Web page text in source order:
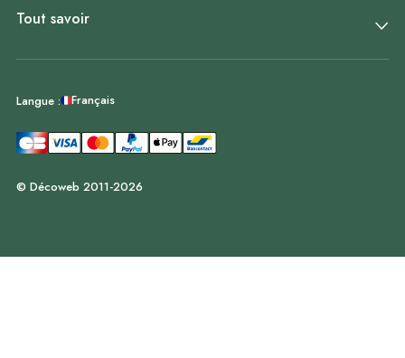
Tout savoir
Langue : Français
© Décoweb 2011-2026